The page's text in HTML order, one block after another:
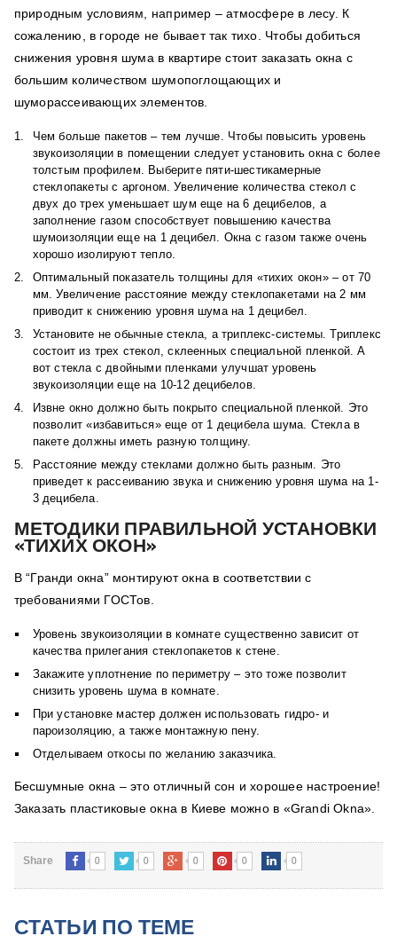
природным условиям, например – атмосфере в лесу. К
сожалению, в городе не бывает так тихо. Чтобы добиться
снижения уровня шума в квартире стоит заказать окна с
большим количеством шумопоглощающих и
шуморассеивающих элементов.
Чем больше пакетов – тем лучше. Чтобы повысить уровень
звукоизоляции в помещении следует установить окна с более
толстым профилем. Выберите пяти-шестикамерные
стеклопакеты с аргоном. Увеличение количества стекол с
двух до трех уменьшает шум еще на 6 децибелов, а
заполнение газом способствует повышению качества
шумоизоляции еще на 1 децибел. Окна с газом также очень
хорошо изолируют тепло.
Оптимальный показатель толщины для «тихих окон» – от 70
мм. Увеличение расстояние между стеклопакетами на 2 мм
приводит к снижению уровня шума на 1 децибел.
Установите не обычные стекла, а триплекс-системы. Триплекс
состоит из трех стекол, склеенных специальной пленкой. А
вот стекла с двойными пленками улучшат уровень
звукоизоляции еще на 10-12 децибелов.
Извне окно должно быть покрыто специальной пленкой. Это
позволит «избавиться» еще от 1 децибела шума. Стекла в
пакете должны иметь разную толщину.
Расстояние между стеклами должно быть разным. Это
приведет к рассеиванию звука и снижению уровня шума на 1-
3 децибела.
МЕТОДИКИ ПРАВИЛЬНОЙ УСТАНОВКИ
«ТИХИХ ОКОН»
В “Гранди окна” монтируют окна в соответствии с
требованиями ГОСТов.
Уровень звукоизоляции в комнате существенно зависит от
качества прилегания стеклопакетов к стене.
Закажите уплотнение по периметру – это тоже позволит
снизить уровень шума в комнате.
При установке мастер должен использовать гидро- и
пароизоляцию, а также монтажную пену.
Отделываем откосы по желанию заказчика.
Бесшумные окна – это отличный сон и хорошее настроение!
Заказать пластиковые окна в Киеве можно в «Grandi Okna».
Share 0 0 0 0 0
СТАТЬИ ПО ТЕМЕ